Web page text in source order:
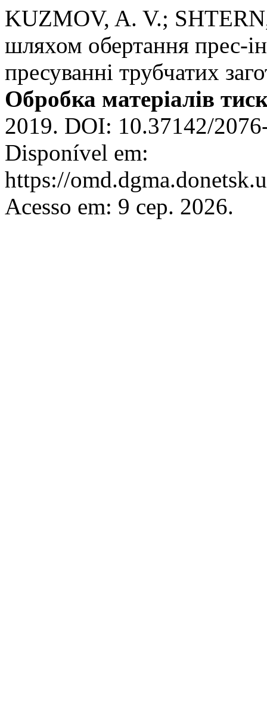
KUZMOV, A. V.;
шляхом обертання прес-
пресуванні трубчатих
Обробка матеріалів
2019. DOI: 10.37142/
Disponível em:
https://
Acesso em: 9 сер. 2026.